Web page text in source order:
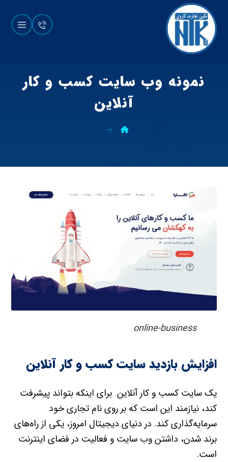
نمونه وب سایت کسب و کار
آنلاین
online-business
افزایش بازدید سایت کسب و کار آنلاین
یک سایت کسب و کار آنلاین برای اینکه بتواند پیشرفت
کند، نیازمند این است که بر روی نام تجاری خود
سرمایه‌گذاری کند. در دنیای دیجیتال امروز، یکی از راه‌های
برند شدن، داشتن وب سایت و فعالیت در فضای اینترنت
است.